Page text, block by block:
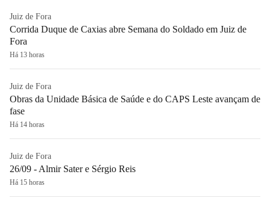
Juiz de Fora
Corrida Duque de Caxias abre Semana do Soldado em Juiz de
Fora
Há 13 horas
Juiz de Fora
Obras da Unidade Básica de Saúde e do CAPS Leste avançam de
fase
Há 14 horas
Juiz de Fora
26/09 - Almir Sater e Sérgio Reis
Há 15 horas